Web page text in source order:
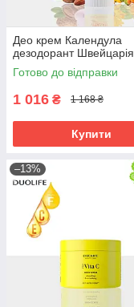
Део крем Календула
дезодорант Швейцарія
Готово до відправки
1 016 ₴ 1 168 ₴
Купити
–13%